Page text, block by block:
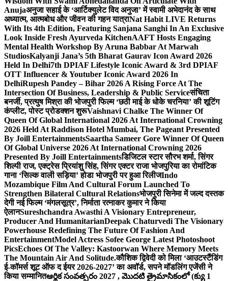
Anujaअनुजा सहाई के ‘आर्टिक्युलेट विद अनुजा’ में स्वामी अभेदानंद के साथ
अध्यात्म, आत्मबोध और जीवन की गहन यात्राNat Habit LIVE Returns
With Its 4th Edition, Featuring Sanjana Sanghi In An Exclusive
Look Inside Fresh Ayurveda KitchenAAFT Hosts Engaging
Mental Health Workshop By Aruna Babbar At Marwah
StudiosKalyanji Jana’s 5th Bharat Gaurav Icon Award 2026
Held In Delhi7th DPIAF Lifestyle Iconic Award & 3rd DPIAF
OTT Influencer & Youtuber Iconic Award 2026 In
DelhiRupesh Pandey – Bihar 2026 A Rising Force At The
Intersection Of Business, Leadership & Public Serviceसंचिता
बनर्जी, प्रत्युष मिश्रा की भोजपुरी फिल्म ‘छठी माई के धोके चरनिया’ की शूटिंग
कंप्लीट, पोस्ट प्रोडक्शन शुरूVaishnavi Chalke The Winner Of
Queen Of Global International 2026 At International Crowning
2026 Held At Raddison Hotel Mumbai, The Pageant Presented
By Joill EntertainmentsSaartha Sameer Gore Winner Of Queen
Of Global Universe 2026 At International Crowning 2026
Presented By Joill Entertainmentsडिजिटल स्टार सौरभ शर्मा, सिंगर
शिल्पी राज, एक्ट्रेस प्रियांशु सिंह, सिंगर एक्टर राजा भोजपुरिया का रोमांटिक
गाना ‘सिल्क वाली सड़िया’ होडा भोजपुरी पर हुआ रिलीजIndo
Mozambique Film And Cultural Forum Launched To
Strengthen Bilateral Cultural Relationsभोजपुरी सिनेमा में जल्द दस्तक
देगी नई फिल्म ‘मंगलसूत्र’, निर्माता रत्नाकर कुमार ने किया
ऐलानSureshchandra Awasthi A Visionary Entrepreneur,
Producer And HumanitarianDeepak Chaturvedi The Visionary
Powerhouse Redefining The Future Of Fashion And
EntertainmentModel Actress Sofee George Latest Photoshoot
PicsEchoes Of The Valley: Kastoorwan Where Memory Meets
The Mountain Air And Solitude.कौशिक द्विवेदी को मिला ‘आउटस्टैंडिंग
ई-कॉमर्स शूट ऑफ द ईयर 2026-2027’ का अवॉर्ड, सपने मॉडलिंग एजेंसी ने
किया सम्मानितఆర్థిక సంవత్సరం 2027 , మొదటి త్రైమాసికంలో (క్యు 1